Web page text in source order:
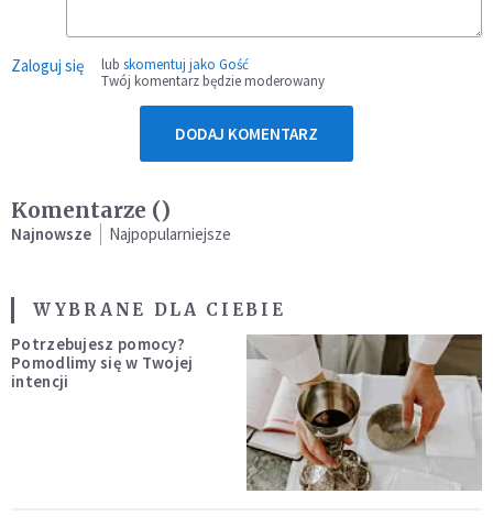
Zaloguj się lub skomentuj jako Gość
Twój komentarz będzie moderowany
DODAJ KOMENTARZ
Komentarze ()
Najnowsze Najpopularniejsze
WYBRANE DLA CIEBIE
Potrzebujesz pomocy?
Pomodlimy się w Twojej
intencji